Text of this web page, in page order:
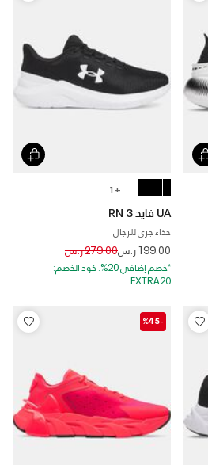
+ 1
UA فايد RN 3
حذاء جري للرجال
199.00 ر.س Price reduced from
279.00 ر.س to
*خصم إضافي 20%. كود الخصم:
EXTRA20
-%45